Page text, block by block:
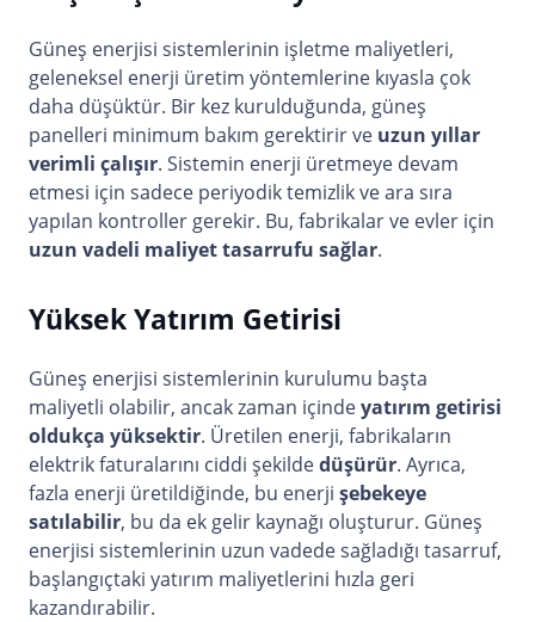
Güneş enerjisi sistemlerinin işletme maliyetleri,
geleneksel enerji üretim yöntemlerine kıyasla çok
daha düşüktür. Bir kez kurulduğunda, güneş
panelleri minimum bakım gerektirir ve uzun yıllar
verimli çalışır. Sistemin enerji üretmeye devam
etmesi için sadece periyodik temizlik ve ara sıra
yapılan kontroller gerekir. Bu, fabrikalar ve evler için
uzun vadeli maliyet tasarrufu sağlar.
Yüksek Yatırım Getirisi
Güneş enerjisi sistemlerinin kurulumu başta
maliyetli olabilir, ancak zaman içindeyatırım getirisi
oldukça yüksektir. Üretilen enerji, fabrikaların
elektrik faturalarını ciddi şekildedüşürür. Ayrıca,
fazla enerji üretildiğinde, bu enerji şebekeye
satılabilir, bu da ek gelir kaynağı oluşturur. Güneş
enerjisi sistemlerinin uzun vadede sağladığı tasarruf,
başlangıçtaki yatırım maliyetlerini hızla geri
kazandırabilir.